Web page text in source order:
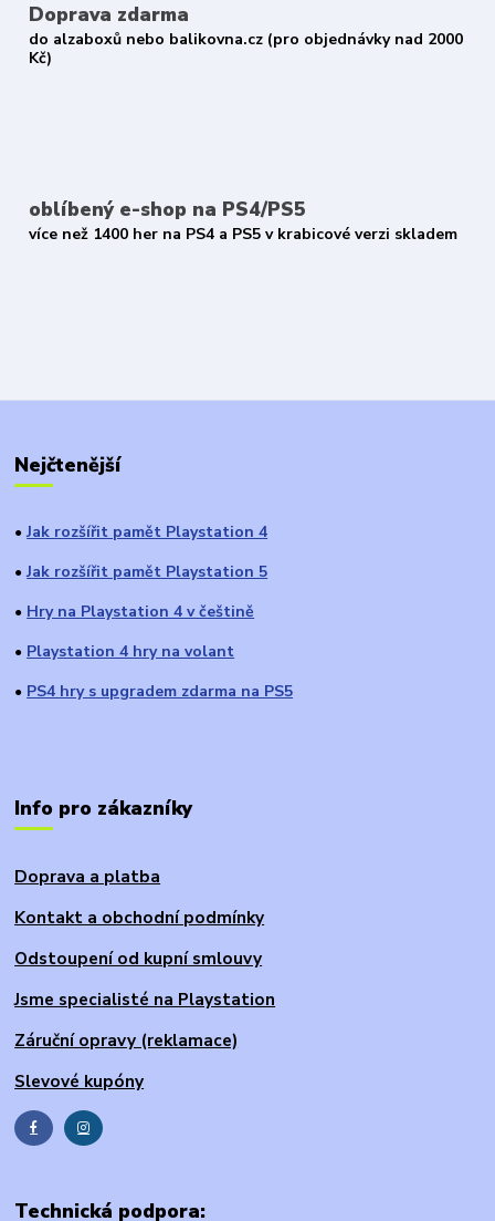
Doprava zdarma
do alzaboxů nebo balikovna.cz (pro objednávky nad 2000
Kč)
oblíbený e-shop na PS4/PS5
více než 1400 her na PS4 a PS5 v krabicové verzi skladem
Nejčtenější
● Jak rozšířit pamět Playstation 4
● Jak rozšířit pamět Playstation 5
● Hry na Playstation 4 v češtině
● Playstation 4 hry na volant
● PS4 hry s upgradem zdarma na PS5
Info pro zákazníky
Doprava a platba
Kontakt a obchodní podmínky
Odstoupení od kupní smlouvy
Jsme specialisté na Playstation
Záruční opravy (reklamace)
Slevové kupóny
Technická podpora: